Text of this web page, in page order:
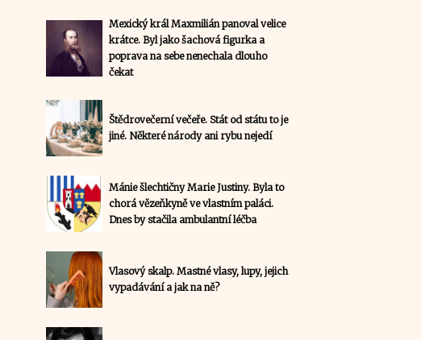
Mexický král Maxmilián panoval velice
krátce. Byl jako šachová figurka a
poprava na sebe nenechala dlouho
čekat
Štědrovečerní večeře. Stát od státu to je
jiné. Některé národy ani rybu nejedí
Mánie šlechtičny Marie Justiny. Byla to
chorá vězeňkyně ve vlastním paláci.
Dnes by stačila ambulantní léčba
Vlasový skalp. Mastné vlasy, lupy, jejich
vypadávání a jak na ně?